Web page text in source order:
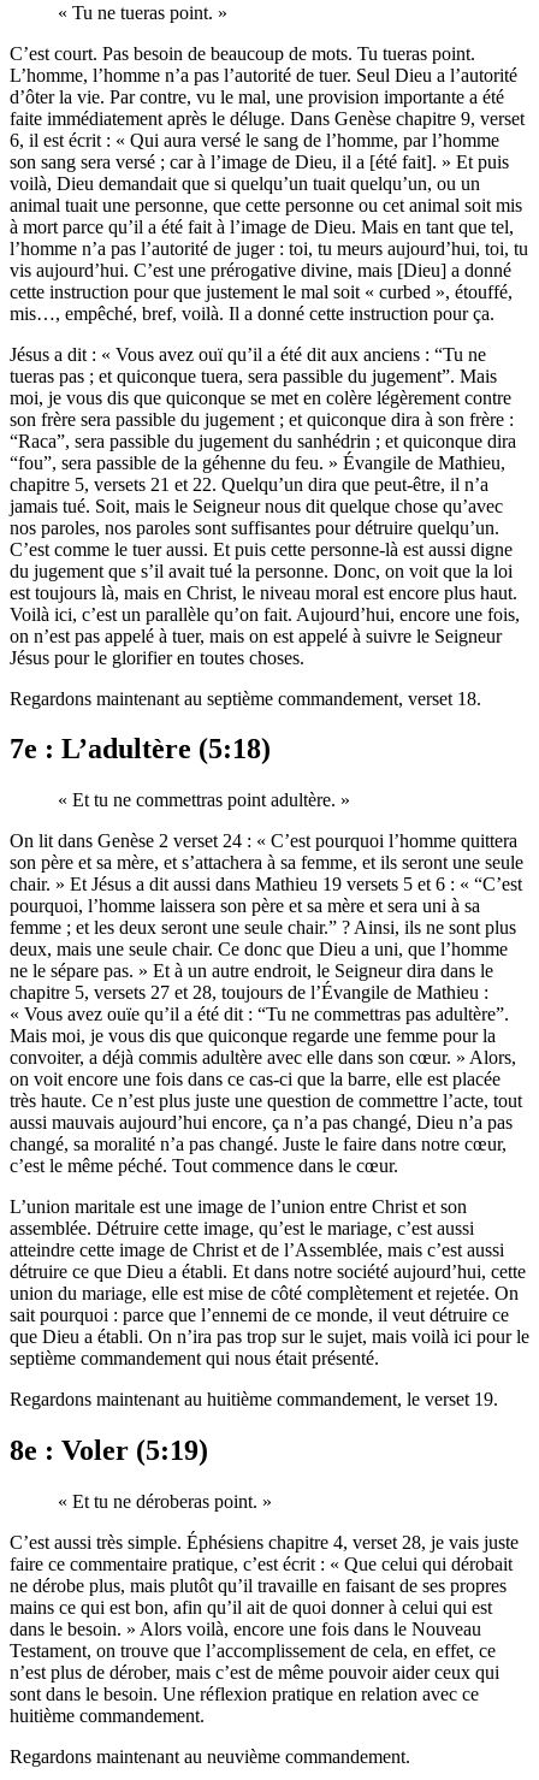
« Tu ne tueras point. »
C’est court. Pas besoin de beaucoup de mots. Tu tueras point.
L’homme, l’homme n’a pas l’autorité de tuer. Seul Dieu a l’autorité
d’ôter la vie. Par contre, vu le mal, une provision importante a été
faite immédiatement après le déluge. Dans Genèse chapitre 9, verset
6, il est écrit : « Qui aura versé le sang de l’homme, par l’homme
son sang sera versé ; car à l’image de Dieu, il a [été fait]. » Et puis
voilà, Dieu demandait que si quelqu’un tuait quelqu’un, ou un
animal tuait une personne, que cette personne ou cet animal soit mis
à mort parce qu’il a été fait à l’image de Dieu. Mais en tant que tel,
l’homme n’a pas l’autorité de juger : toi, tu meurs aujourd’hui, toi, tu
vis aujourd’hui. C’est une prérogative divine, mais [Dieu] a donné
cette instruction pour que justement le mal soit « curbed », étouffé,
mis…, empêché, bref, voilà. Il a donné cette instruction pour ça.
Jésus a dit : « Vous avez ouï qu’il a été dit aux anciens : “Tu ne
tueras pas ; et quiconque tuera, sera passible du jugement”. Mais
moi, je vous dis que quiconque se met en colère légèrement contre
son frère sera passible du jugement ; et quiconque dira à son frère :
“Raca”, sera passible du jugement du sanhédrin ; et quiconque dira
“fou”, sera passible de la géhenne du feu. » Évangile de Mathieu,
chapitre 5, versets 21 et 22. Quelqu’un dira que peut-être, il n’a
jamais tué. Soit, mais le Seigneur nous dit quelque chose qu’avec
nos paroles, nos paroles sont suffisantes pour détruire quelqu’un.
C’est comme le tuer aussi. Et puis cette personne-là est aussi digne
du jugement que s’il avait tué la personne. Donc, on voit que la loi
est toujours là, mais en Christ, le niveau moral est encore plus haut.
Voilà ici, c’est un parallèle qu’on fait. Aujourd’hui, encore une fois,
on n’est pas appelé à tuer, mais on est appelé à suivre le Seigneur
Jésus pour le glorifier en toutes choses.
Regardons maintenant au septième commandement, verset 18.
7e : L’adultère (5:18)
« Et tu ne commettras point adultère. »
On lit dans Genèse 2 verset 24 : « C’est pourquoi l’homme quittera
son père et sa mère, et s’attachera à sa femme, et ils seront une seule
chair. » Et Jésus a dit aussi dans Mathieu 19 versets 5 et 6 : « “C’est
pourquoi, l’homme laissera son père et sa mère et sera uni à sa
femme ; et les deux seront une seule chair.” ? Ainsi, ils ne sont plus
deux, mais une seule chair. Ce donc que Dieu a uni, que l’homme
ne le sépare pas. » Et à un autre endroit, le Seigneur dira dans le
chapitre 5, versets 27 et 28, toujours de l’Évangile de Mathieu :
« Vous avez ouïe qu’il a été dit : “Tu ne commettras pas adultère”.
Mais moi, je vous dis que quiconque regarde une femme pour la
convoiter, a déjà commis adultère avec elle dans son cœur. » Alors,
on voit encore une fois dans ce cas-ci que la barre, elle est placée
très haute. Ce n’est plus juste une question de commettre l’acte, tout
aussi mauvais aujourd’hui encore, ça n’a pas changé, Dieu n’a pas
changé, sa moralité n’a pas changé. Juste le faire dans notre cœur,
c’est le même péché. Tout commence dans le cœur.
L’union maritale est une image de l’union entre Christ et son
assemblée. Détruire cette image, qu’est le mariage, c’est aussi
atteindre cette image de Christ et de l’Assemblée, mais c’est aussi
détruire ce que Dieu a établi. Et dans notre société aujourd’hui, cette
union du mariage, elle est mise de côté complètement et rejetée. On
sait pourquoi : parce que l’ennemi de ce monde, il veut détruire ce
que Dieu a établi. On n’ira pas trop sur le sujet, mais voilà ici pour le
septième commandement qui nous était présenté.
Regardons maintenant au huitième commandement, le verset 19.
8e : Voler (5:19)
« Et tu ne déroberas point. »
C’est aussi très simple. Éphésiens chapitre 4, verset 28, je vais juste
faire ce commentaire pratique, c’est écrit : « Que celui qui dérobait
ne dérobe plus, mais plutôt qu’il travaille en faisant de ses propres
mains ce qui est bon, afin qu’il ait de quoi donner à celui qui est
dans le besoin. » Alors voilà, encore une fois dans le Nouveau
Testament, on trouve que l’accomplissement de cela, en effet, ce
n’est plus de dérober, mais c’est de même pouvoir aider ceux qui
sont dans le besoin. Une réflexion pratique en relation avec ce
huitième commandement.
Regardons maintenant au neuvième commandement.